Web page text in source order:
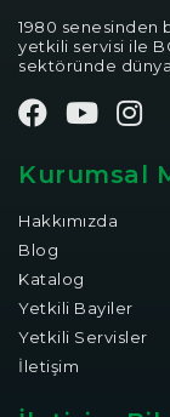
1980 senesinden
yetkili servisi ile
sektöründe dünya
Kurumsal
Hakkımızda
Blog
Katalog
Yetkili Bayiler
Yetkili Servisler
İletişim